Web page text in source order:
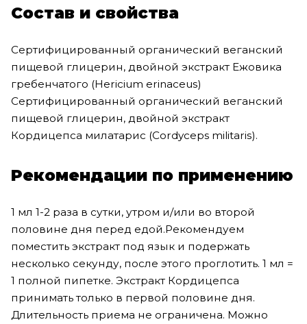
Состав и свойства
Сертифицированный органический веганский
пищевой глицерин, двойной экстракт Ежовика
гребенчатого (Hericium erinaceus)
Сертифицированный органический веганский
пищевой глицерин, двойной экстракт
Кордицепса милатарис (Cordyceps militaris).
Рекомендации по применению
1 мл 1-2 раза в сутки, утром и/или во второй
половине дня перед едой.Рекомендуем
поместить экстракт под язык и подержать
несколько секунду, после этого проглотить. 1 мл =
1 полной пипетке. Экстракт Кордицепса
принимать только в первой половине дня.
Длительность приема не ограничена. Можно